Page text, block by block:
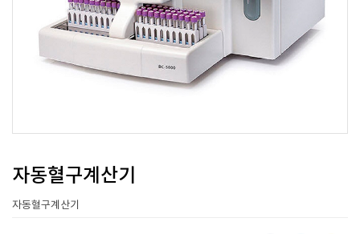
자동혈구계산기
자동혈구계산기